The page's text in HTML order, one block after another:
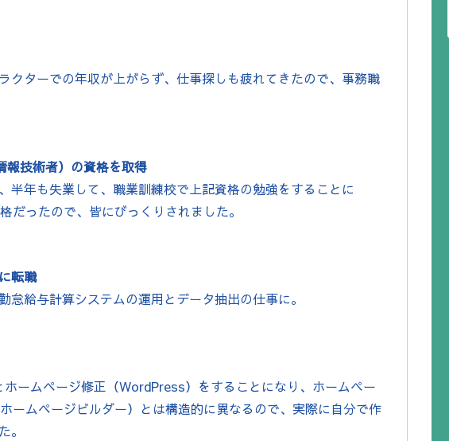
クターでの年収が上がらず、仕事探しも疲れてきたので、事務職
報技術者）の資格を取得
半年も失業して、職業訓練校で上記資格の勉強をすることに
だったので、皆にびっくりされました。
転職
怠給与計算システムの運用とデータ抽出の仕事に。
ームページ修正（WordPress）をすることになり、ホームペー
ームページビルダー）とは構造的に異なるので、実際に自分で作
。